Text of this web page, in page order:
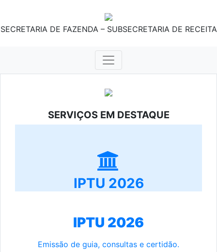
SECRETARIA DE FAZENDA – SUBSECRETARIA DE RECEITA
SERVIÇOS EM DESTAQUE
IPTU 2026
IPTU 2026
Emissão de guia, consultas e certidão.